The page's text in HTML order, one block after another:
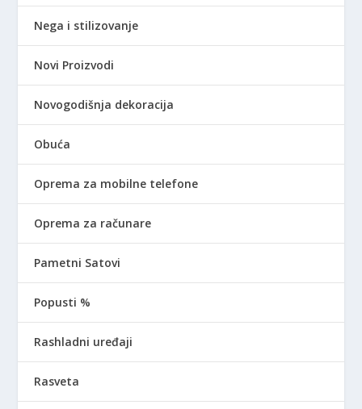
Nega i stilizovanje
Novi Proizvodi
Novogodišnja dekoracija
Obuća
Oprema za mobilne telefone
Oprema za računare
Pametni Satovi
Popusti %
Rashladni uređaji
Rasveta